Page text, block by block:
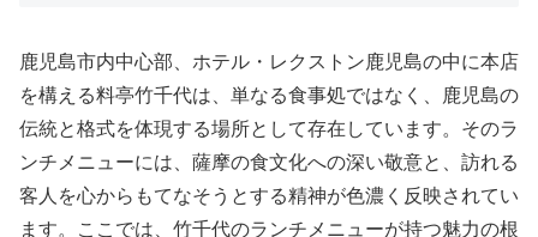
鹿児島市内中心部、ホテル・レクストン鹿児島の中に本店
を構える料亭竹千代は、単なる食事処ではなく、鹿児島の
伝統と格式を体現する場所として存在しています。そのラ
ンチメニューには、薩摩の食文化への深い敬意と、訪れる
客人を心からもてなそうとする精神が色濃く反映されてい
ます。ここでは、竹千代のランチメニューが持つ魅力の根